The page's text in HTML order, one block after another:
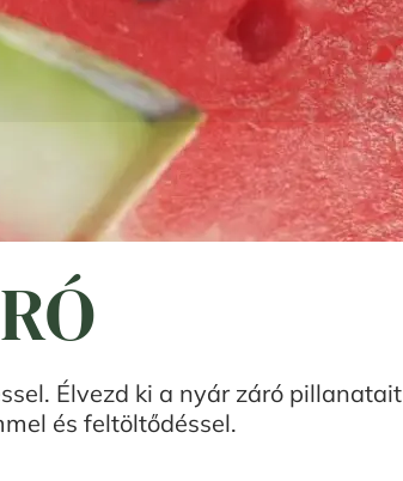
Élvezd ki a nyár záró pillanatait
és feltöltődéssel.